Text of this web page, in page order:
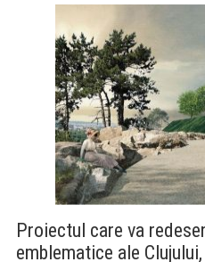
Proiectul care va
emblematice ale